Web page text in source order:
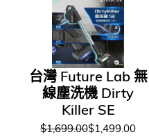
台灣 Future Lab 無
線塵洗機 Dirty
Killer SE
$1,699.00$1,499.00